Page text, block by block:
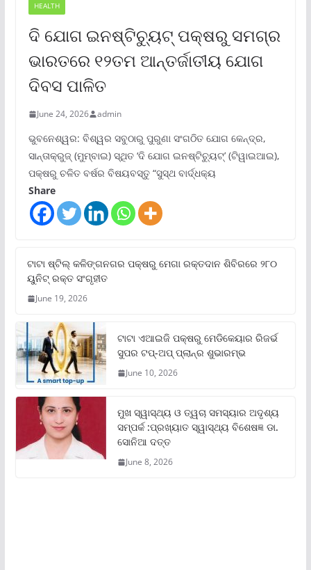
HEALTH
ଦି ଯୋଗ ଇନଷ୍ଟିଚ୍ୟୁଟ୍ ପକ୍ଷରୁ ସମଗ୍ର
ଭାରତରେ ୧୨ତମ ଆନ୍ତର୍ଜାତୀୟ ଯୋଗ
ଦିବସ ପାଳିତ
June 24, 2026 admin
ଭୁବନେଶ୍ୱର: ବିଶ୍ୱର ସବୁଠାରୁ ପୁରୁଣା ସଂଗଠିତ ଯୋଗ କେନ୍ଦ୍ର,
ସାନ୍ତାକ୍ରୁଜ୍ (ମୁମ୍ବାଇ) ସ୍ଥିତ ‘ଦି ଯୋଗ ଇନଷ୍ଟିଚ୍ୟୁଟ୍‌’ (ଟିୱାଇଆଇ),
ପକ୍ଷରୁ ଚଳିତ ବର୍ଷର ବିଷୟବସ୍ତୁ “ସୁସ୍ଥ ବାର୍ଦ୍ଧକ୍ୟ
Share
ଟାଟା ଷ୍ଟିଲ୍‌ କଳିଙ୍ଗନଗର ପକ୍ଷରୁ ମେଗା ରକ୍ତଦାନ ଶିବିରରେ ୨୮୦
ୟୁନିଟ୍‌ ରକ୍ତ ସଂଗୃହୀତ
June 19, 2026
ଟାଟା ଏଆଇଜି ପକ୍ଷରୁ ମେଡିକେୟାର ରିଜର୍ଭ
ସୁପର ଟପ୍‌-ଅପ୍ ପ୍ଲାନ୍‌ର ଶୁଭାରମ୍ଭ
June 10, 2026
ମୁଖ ସ୍ୱାସ୍ଥ୍ୟ ଓ ତ୍ୱଚା ସମସ୍ୟାର ଅଦୃଶ୍ୟ
ସମ୍ପର୍କ :ପ୍ରଖ୍ୟାତ ସ୍ୱାସ୍ଥ୍ୟ ବିଶେଷଜ୍ଞ ଡା.
ସୋନିଆ ଦତ୍ତ
June 8, 2026